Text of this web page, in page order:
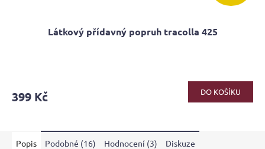
Látkový přídavný popruh tracolla 425
399 Kč DO KOŠÍKU
Popis Podobné (16) Hodnocení (3) Diskuze